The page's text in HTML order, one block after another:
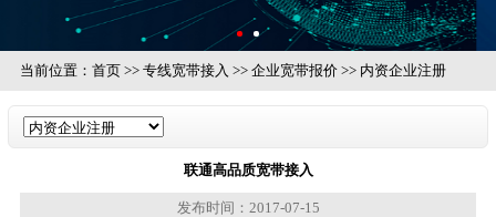
当前位置： 首页>> 专线宽带接入 >> 企业宽带报价>> 内资企业注册
联通高品质宽带接入
发布时间：2017-07-15